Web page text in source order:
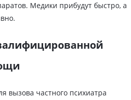
Медики прибудут быстро, а
вызова частного психиатра